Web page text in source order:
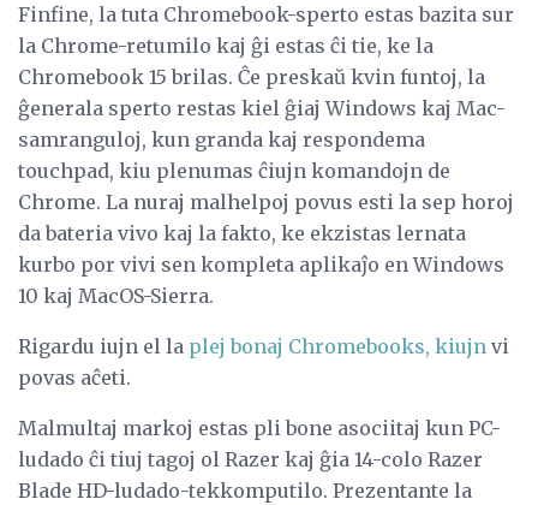
Finfine, la tuta Chromebook-sperto estas bazita sur
la Chrome-retumilo kaj ĝi estas ĉi tie, ke la
Chromebook 15 brilas. Ĉe preskaŭ kvin funtoj, la
ĝenerala sperto restas kiel ĝiaj Windows kaj Mac-
samranguloj, kun granda kaj respondema
touchpad, kiu plenumas ĉiujn komandojn de
Chrome. La nuraj malhelpoj povus esti la sep horoj
da bateria vivo kaj la fakto, ke ekzistas lernata
kurbo por vivi sen kompleta aplikaĵo en Windows
10 kaj MacOS-Sierra.
Rigardu iujn el la plej bonaj Chromebooks, kiujn vi
povas aĉeti.
Malmultaj markoj estas pli bone asociitaj kun PC-
ludado ĉi tiuj tagoj ol Razer kaj ĝia 14-colo Razer
Blade HD-ludado-tekkomputilo. Prezentante la